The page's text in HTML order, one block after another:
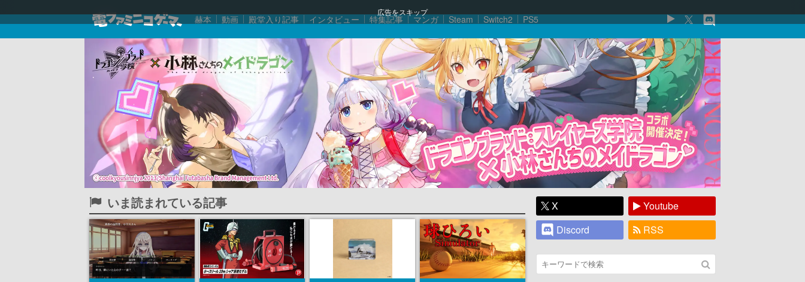
広告をスキップ
赫本 動画 殿堂入り記事 インタビュー 特集記事 マンガ Steam Switch2 PS5
いま読まれている記事 X
Youtube
Discord
RSS